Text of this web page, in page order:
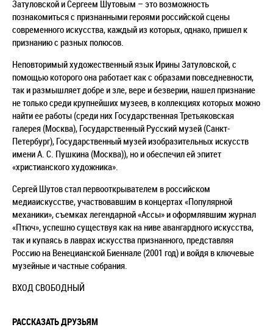
Затуловской и Сергеем Шутовым – это возможность
познакомиться с признанными героями российской сцены
современного искусства, каждый из которых, однако, пришел к
признанию с разных полюсов.
Неповторимый художественный язык Ирины Затуловской, с
помощью которого она работает как с образами повседневности,
так и размышляет добре и зле, вере и безверии, нашел признание
не только среди крупнейших музеев, в коллекциях которых можно
найти ее работы (среди них Государственная Третьяковская
галерея (Москва), Государственный Русский музей (Санкт-
Петербург), Государственный музей изобразительных искусств
имени А. С. Пушкина (Москва)), но и обеспечил ей эпитет
«христианского художника».
Сергей Шутов стал первооткрывателем в российском
медиаискусстве, участвовавшим в концертах «Популярной
механики», съемках легендарной «Ассы» и оформлявшим журнал
«Птюч», успешно существуя как на ниве авангардного искусства,
так и купаясь в лаврах искусства признанного, представляя
Россию на Венецианской Биеннале (2001 год) и войдя в ключевые
музейные и частные собрания.
ВХОД СВОБОДНЫЙ
РАССКАЗАТЬ ДРУЗЬЯМ